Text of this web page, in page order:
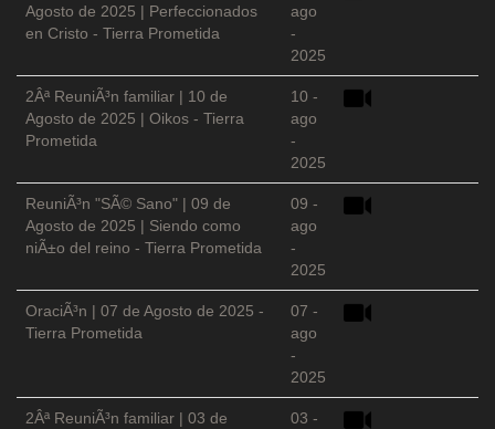
Agosto de 2025 | Perfeccionados
en Cristo - Tierra Prometida
ago
-
2025
2Âª ReuniÃ³n familiar | 10 de
Agosto de 2025 | Oikos - Tierra
Prometida
10 -
ago
-
2025
ReuniÃ³n "SÃ© Sano" | 09 de
Agosto de 2025 | Siendo como
niÃ±o del reino - Tierra Prometida
09 -
ago
-
2025
OraciÃ³n | 07 de Agosto de 2025 -
Tierra Prometida
07 -
ago
-
2025
2Âª ReuniÃ³n familiar | 03 de
03 -